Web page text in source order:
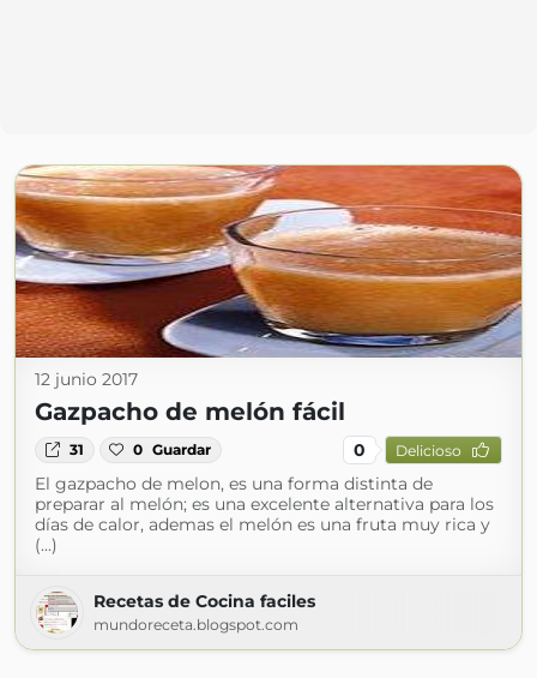
12 junio 2017
Gazpacho de melón fácil
31 0 Guardar 0 Delicioso
El gazpacho de melon, es una forma distinta de
preparar al melón; es una excelente alternativa para los
días de calor, ademas el melón es una fruta muy rica y
(...)
Recetas de Cocina faciles
mundoreceta.blogspot.com